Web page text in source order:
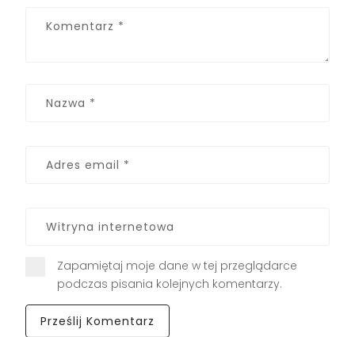
Zapamiętaj moje dane w tej przeglądarce
podczas pisania kolejnych komentarzy.